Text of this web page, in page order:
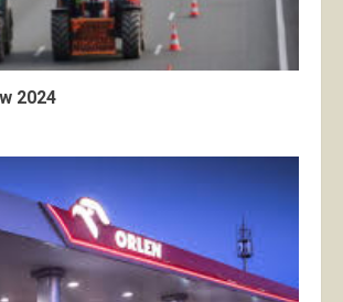
2024